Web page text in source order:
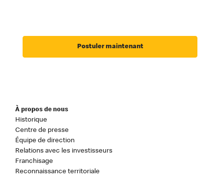
Postuler maintenant
À propos de nous
Historique
Centre de presse
Équipe de direction
Relations avec les investisseurs
Franchisage
Reconnaissance territoriale